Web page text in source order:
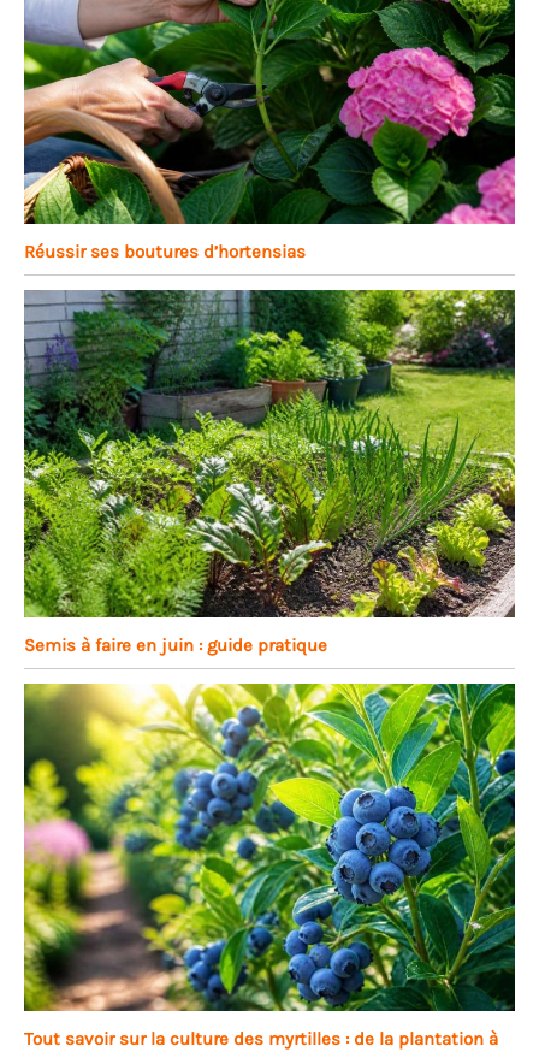
Réussir ses boutures d’hortensias
Semis à faire en juin : guide pratique
Tout savoir sur la culture des myrtilles : de la plantation à